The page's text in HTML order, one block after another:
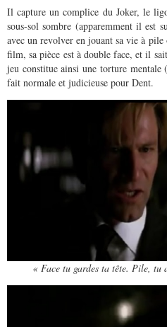
Il capture un complice du Joker, le
sous-sol sombre (apparemment il est
avec un revolver en jouant sa vie à
film, sa pièce est à double face, et il
jeu constitue ainsi une torture
fait normale et judicieuse pour Dent.
« Face tu gardes ta tête. Pile, tu